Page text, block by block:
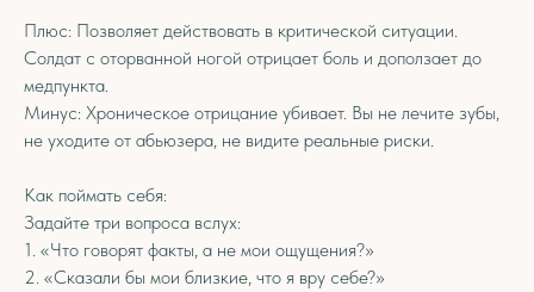
Плюс: Позволяет действовать в критической ситуации.
Солдат с оторванной ногой отрицает боль и доползает до
медпункта.
Минус: Хроническое отрицание убивает. Вы не лечите зубы,
не уходите от абьюзера, не видите реальные риски.
Как поймать себя:
Задайте три вопроса вслух:
1. «Что говорят факты, а не мои ощущения?»
2. «Сказали бы мои близкие, что я вру себе?»